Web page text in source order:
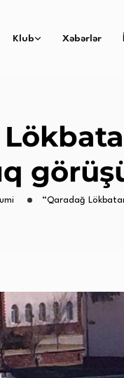
Klub Xəbərlər
“Qaradağ